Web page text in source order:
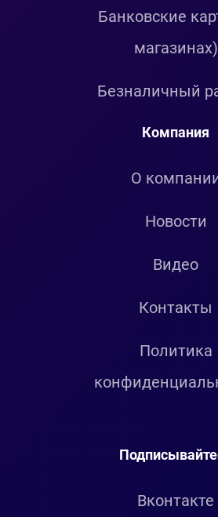
Банковские
магазинах)
Безналичный
Компания
О
Новости
Видео
Контакты
Политика
Вконтакте